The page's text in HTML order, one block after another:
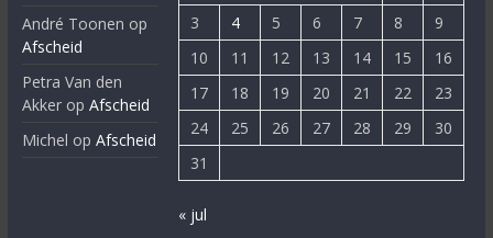
André Toonen op
Afscheid
Petra Van den
Akkerop Afscheid
Michel op Afscheid
3
4 5 6 7 8
9
10
11 12 13 14 15
16
17
18 19 20 21 22
23
24
25 26 27 28 29
30
31
« jul